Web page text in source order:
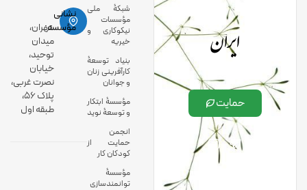
ایران
حمایت
شبکۀ ملی
مؤسسات
نیکوکاری و
خیریه
بنیاد توسعۀ
کارآفرینی زنان
و جوانان
مؤسسۀ ابتکار
و توسعۀ نوید
انجمن
حمایت از
کودکان کار
مؤسسۀ
توانمندسازی
نشانی
مؤسسه:تهران،
میدان
توحید،
خیابان
نصرت غربی،
پلاک 56،
طبقه اول